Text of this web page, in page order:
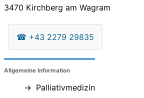
3470 Kirchberg am Wagram
☎ +43 2279 29835
Allgemeine Information
Palliativmedizin